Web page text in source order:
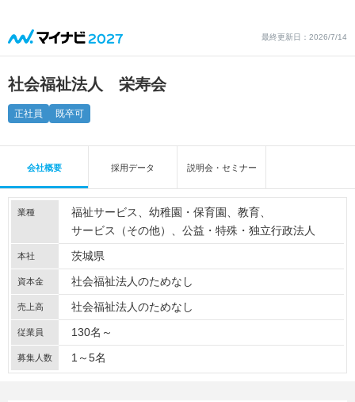
最終更新日：2026/7/14
社会福祉法人 栄寿会
正社員 既卒可
会社概要 採用データ 説明会・セミナー
業種 福祉サービス 幼稚園・保育園
教育
サービス（その他）
公益・特殊・独立行政法人
本社 茨城県
資本金 社会福祉法人のためなし
売上高 社会福祉法人のためなし
従業員 130名～
募集人数 1～5名